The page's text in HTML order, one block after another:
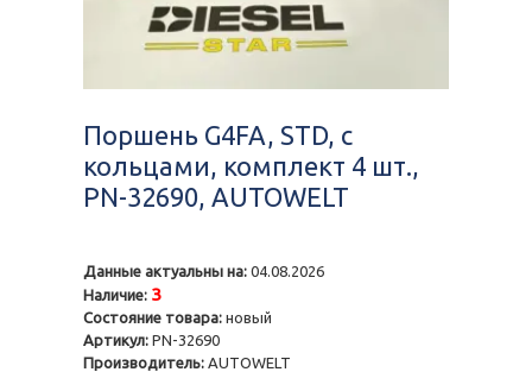
Поршень G4FA, STD, с
кольцами, комплект 4 шт.,
PN-32690, AUTOWELT
Данные актуальны на: 04.08.2026
Наличие: 3
Состояние товара: новый
Артикул: PN-32690
Производитель: AUTOWELT